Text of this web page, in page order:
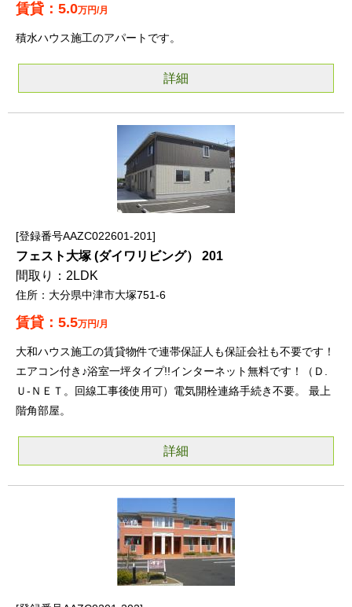
5.0万円/月
積水ハウス施工のアパートです。
詳細
登録番号AAZC022601-201
フェスト大塚 (ダイワリビング） 201
2LDK
大分県中津市大塚751-6
5.5万円/月
大和ハウス施工の賃貸物件で連帯保証人も保証会社も不要です！
エアコン付き♪浴室一坪タイプ!!インターネット無料です！（Ｄ.
Ｕ-ＮＥＴ。回線工事後使用可）電気開栓連絡手続き不要。 最上
階角部屋。
詳細